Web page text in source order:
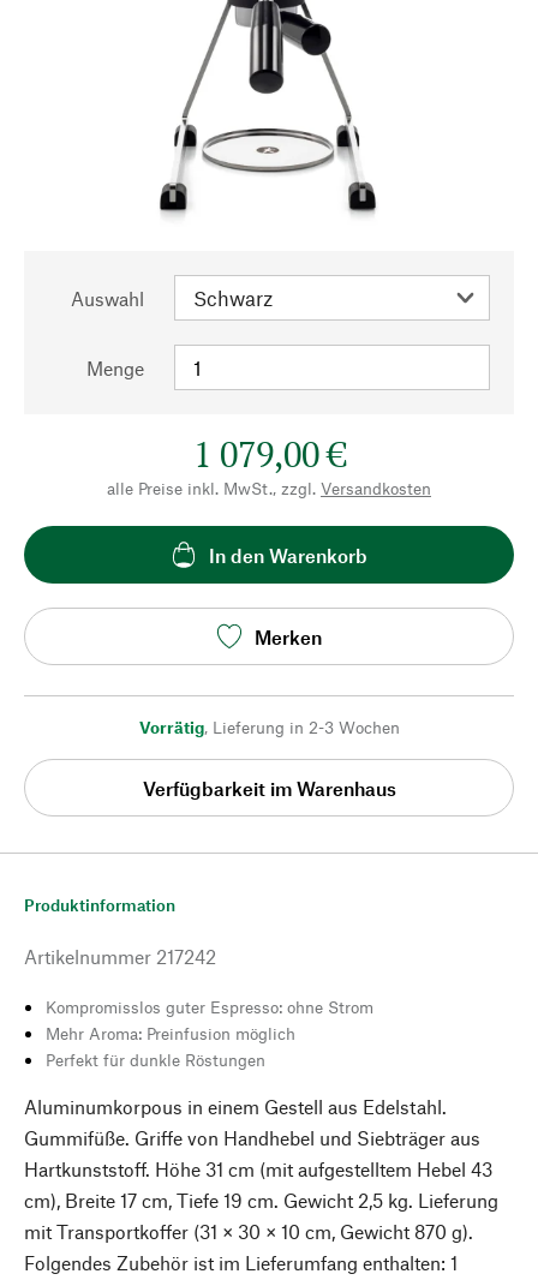
Auswahl
Menge
1 079,00 €
alle Preise inkl. MwSt., zzgl. Versandkosten
In den Warenkorb
Merken
Vorrätig, Lieferung in 2-3 Wochen
Verfügbarkeit im Warenhaus
Produktinformation
Artikelnummer 217242
Kompromisslos guter Espresso: ohne Strom
Mehr Aroma: Preinfusion möglich
Perfekt für dunkle Röstungen
Aluminumkorpous in einem Gestell aus Edelstahl.
Gummifüße. Griffe von Handhebel und Siebträger aus
Hartkunststoff. Höhe 31 cm (mit aufgestelltem Hebel 43
cm), Breite 17 cm, Tiefe 19 cm. Gewicht 2,5 kg. Lieferung
mit Transportkoffer (31 × 30 × 10 cm, Gewicht 870 g).
Folgendes Zubehör ist im Lieferumfang enthalten: 1